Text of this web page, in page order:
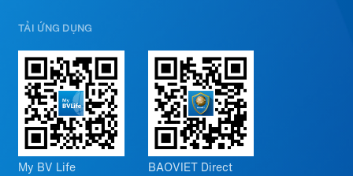
TẢI ỨNG DỤNG
My BV Life BAOVIET Direct